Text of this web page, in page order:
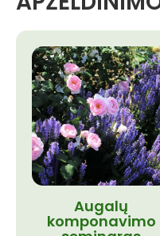
Augalų
komponavimo